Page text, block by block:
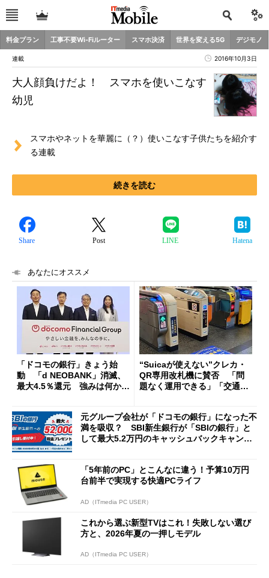
料金プラン 工事不要Wi-Fiルーター スマホ決済 世界を変える5G デジモノ
連載 2016年10月3日
大人顔負けだよ！ スマホを使いこなす
幼児
スマホやネットを華麗に（？）使いこなす子供たちを紹介す
る連載
続きを読む
Share Post LINE Hatena
あなたにオススメ
「ドコモの銀行」きょう始
動 「d NEOBANK」消滅、
最大4.5％還元 強みは何か解
“Suicaが使えない”クレカ・
QR専用改札機に賛否 「問
題なく運用できる」「交通系I
元グループ会社が「ドコモの銀行」になった不
満を吸収？ SBI新生銀行が「SBIの銀行」と
して最大5.2万円のキャッシュバックキャンペ
「5年前のPC」とこんなに違う！予算10万円
台前半で実現する快適PCライフ
AD（ITmedia PC USER）
これから選ぶ新型TVはこれ！失敗しない選び
方と、2026年夏の一押しモデル
AD（ITmedia PC USER）